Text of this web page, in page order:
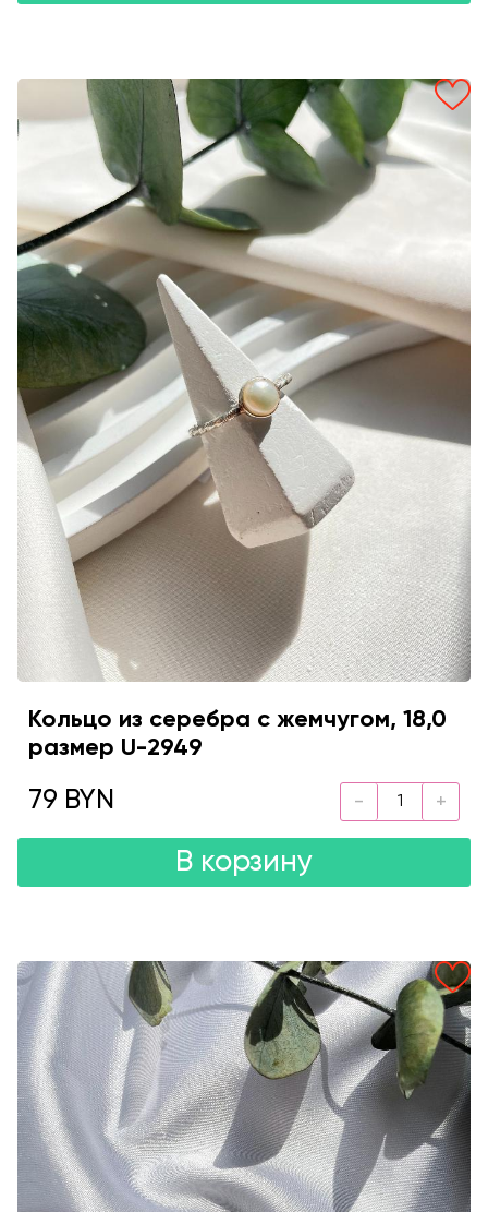
Кольцо из серебра с жемчугом, 18,0
размер U-2949
79 BYN
В корзину